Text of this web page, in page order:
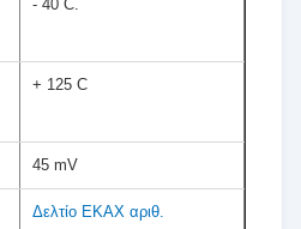
- 40 C.
+ 125 C
45 mV
Δελτίο ΕΚΑΧ αριθ.